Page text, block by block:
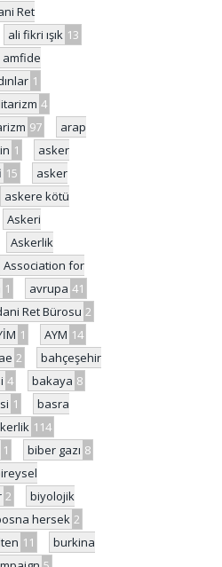
Ret
ali fikri ışık 13
amfide
1
4
97
arap
1
asker
15
asker
askere kötü
Askeri
Askerlik
Association for
1 avrupa 41
Ret Bürosu 2
1 AYM 14
2
bahçeşehir
4 bakaya 8
1
basra
114
1 biber gazı 8
2
biyolojik
hersek 2
11
burkina